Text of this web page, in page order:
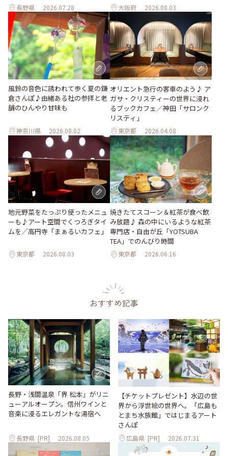
長野県 2026.07.28 大阪府 2026.08.03
風鈴の音色に誘われて歩く夏の鎌
倉さんぽ♪由緒ある社の参拝と老
舗のひんやり甘味も
神奈川県 2026.08.02
オリエント急行の客車のよう♪ ア
ガサ・クリスティーの世界に浸れ
るブックカフェ／神田「サロンク
リスティ」
東京都 2026.04.08
地元野菜をたっぷり使ったメニュ
ーも♪アート空間でくつろぎタイ
ムを／高円寺「まぁるいカフェ」
東京都 2026.08.03
焼きたてスコーン＆紅茶が食べ飲
み放題♪ 森の中にいるような紅茶
専門店・自由が丘「YOTSUBA
TEA」でのんびり時間
東京都 2026.06.16
おすすめ記事
長野・浅間温泉「界 松本」がリニ
ューアルオープン。信州ワインと
音楽に浸るエレガントな湯宿へ
長野県 [PR] 2026.08.05
【チケットプレゼント】水辺の世
界から浮世絵の世界へ。「広島も
とまち水族館」ではじまるアート
さんぽ
広島県 [PR] 2026.07.31